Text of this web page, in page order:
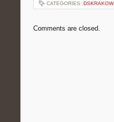
CATEGORIES: DSKRAKOW
Comments are closed.